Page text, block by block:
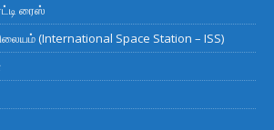
ரைஸ்
(International Space Station – ISS)